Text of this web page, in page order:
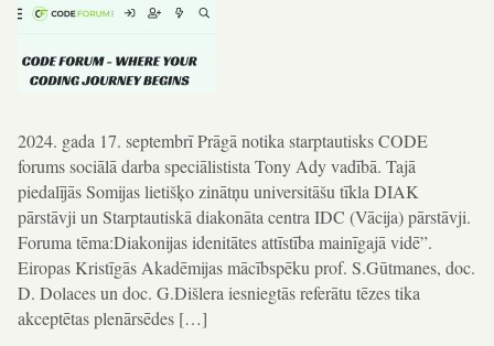
2024. gada 17. septembrī Prāgā notika starptautisks CODE
forums sociālā darba speciālistista Tony Ady vadībā. Tajā
piedalījās Somijas lietišķo zinātņu universitāšu tīkla DIAK
pārstāvji un Starptautiskā diakonāta centra IDC (Vācija) pārstāvji.
Foruma tēma:Diakonijas idenitātes attīstība mainīgajā vidē”.
Eiropas Kristīgās Akadēmijas mācībspēku prof. S.Gūtmanes, doc.
D. Dolaces un doc. G.Dišlera iesniegtās referātu tēzes tika
akceptētas plenārsēdes […]